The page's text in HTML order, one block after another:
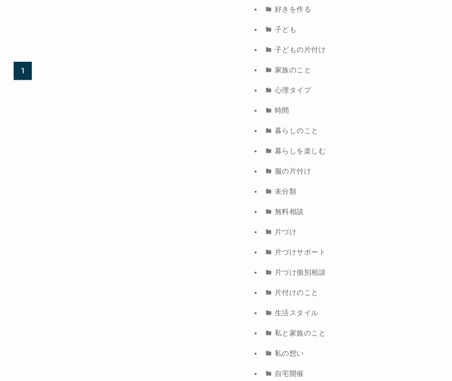
1
好きを作る
子ども
子どもの片付け
家族のこと
心理タイプ
時間
暮らしのこと
暮らしを楽しむ
服の片付け
未分類
無料相談
片づけ
片づけサポート
片づけ個別相談
片付けのこと
生活スタイル
私と家族のこと
私の想い
自宅開催